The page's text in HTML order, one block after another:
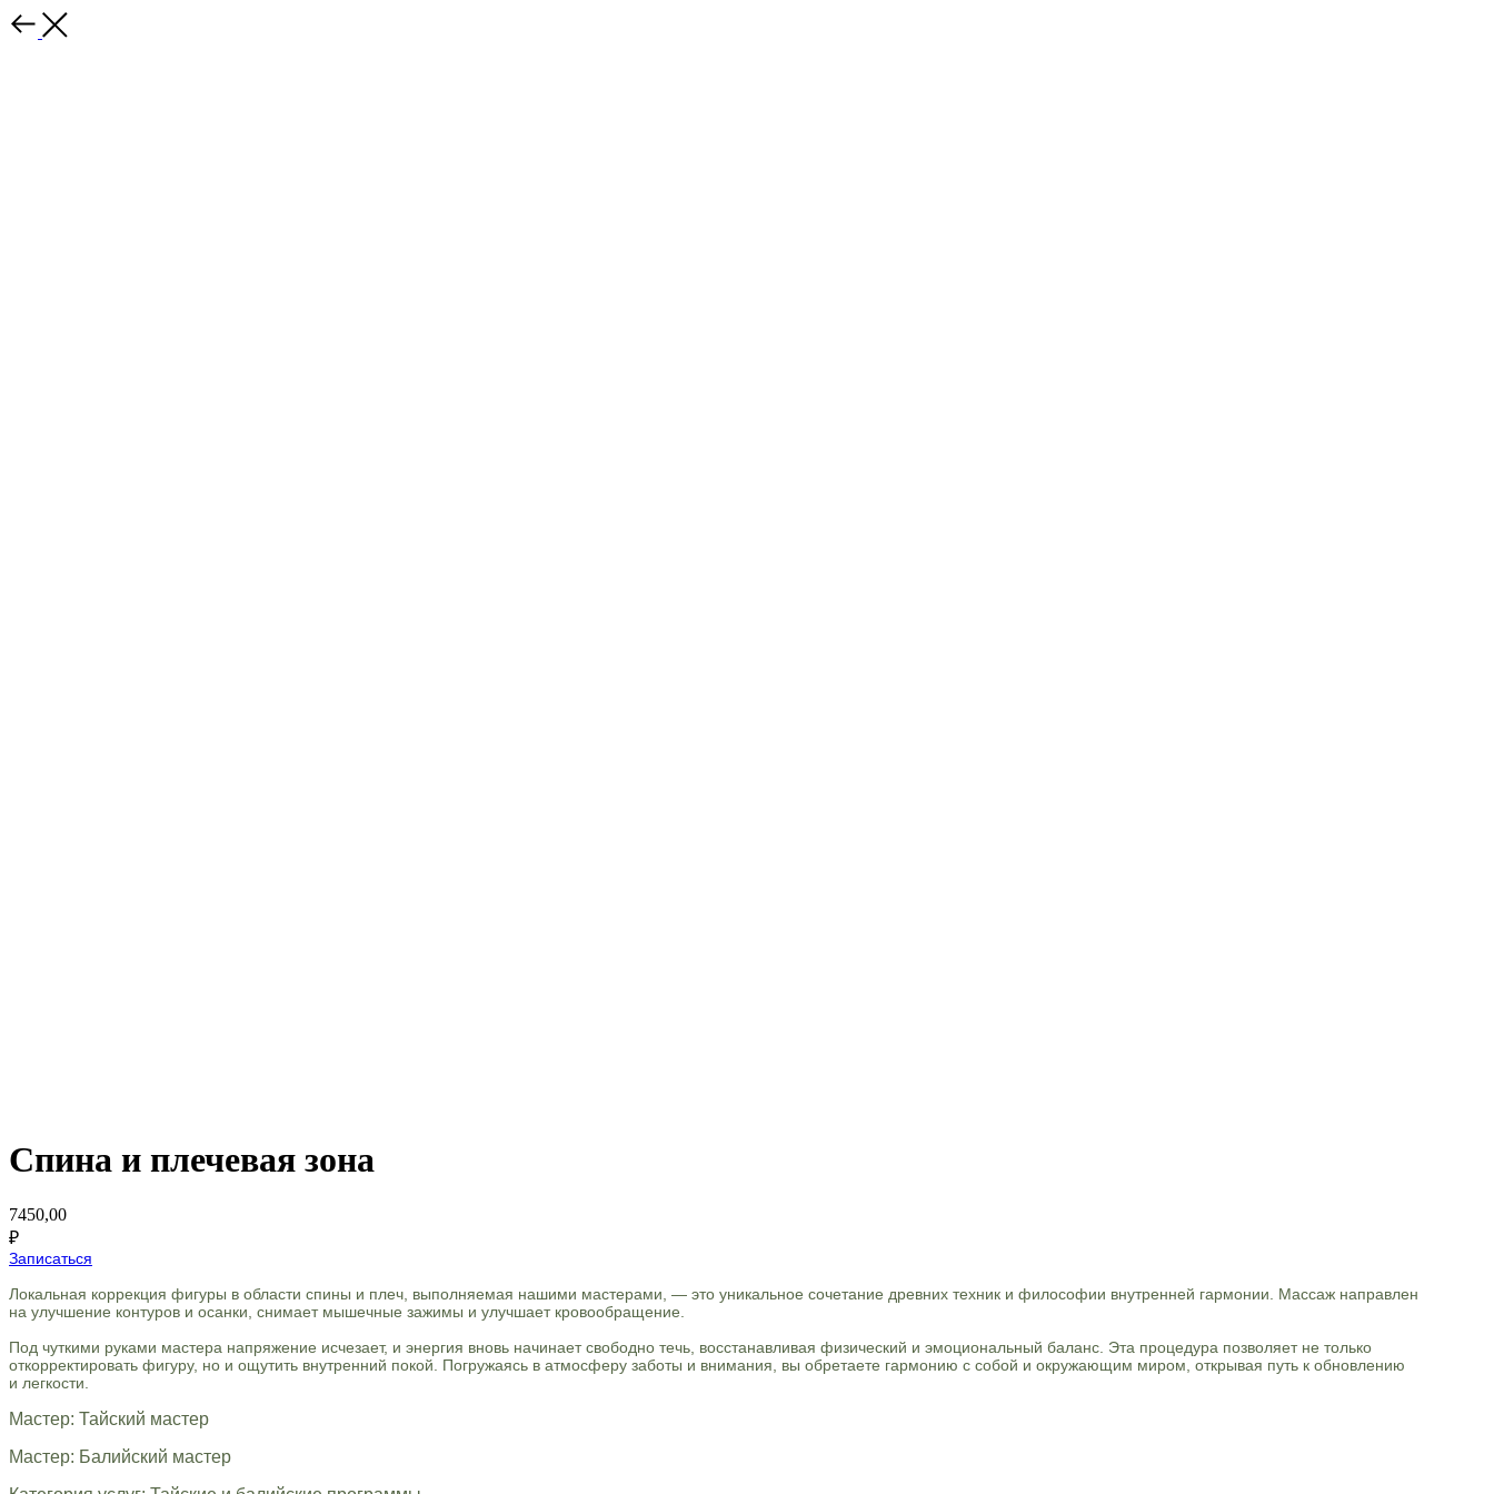
Спина и плечевая зона
7450,00
₽
Записаться
Локальная коррекция фигуры в области спины и плеч, выполняемая нашими мастерами, — это уникальное сочетание древних техник и философии внутренней гармонии. Массаж направлен
на улучшение контуров и осанки, снимает мышечные зажимы и улучшает кровообращение.
Под чуткими руками мастера напряжение исчезает, и энергия вновь начинает свободно течь, восстанавливая физический и эмоциональный баланс. Эта процедура позволяет не только
откорректировать фигуру, но и ощутить внутренний покой. Погружаясь в атмосферу заботы и внимания, вы обретаете гармонию с собой и окружающим миром, открывая путь к обновлению
и легкости.
Мастер: Тайский мастер
Мастер: Балийский мастер